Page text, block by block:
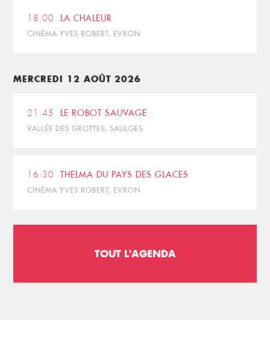
18:00 LA CHALEUR
CINÉMA YVES ROBERT, EVRON
MERCREDI 12 AOÛT 2026
21:45 LE ROBOT SAUVAGE
VALLÉE DES GROTTES, SAULGES
16:30 THELMA DU PAYS DES GLACES
CINÉMA YVES ROBERT, EVRON
TOUT L'AGENDA